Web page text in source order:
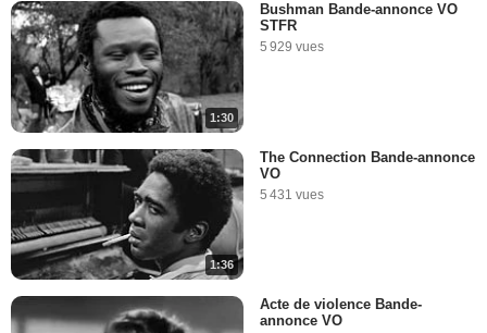
1:30
Bushman Bande-annonce VO
STFR
5 929 vues
1:36
The Connection Bande-annonce
VO
5 431 vues
Acte de violence Bande-
annonce VO